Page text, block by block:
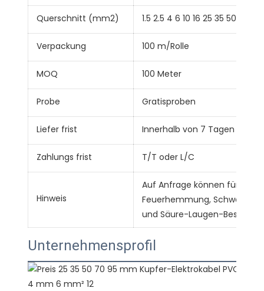
Querschnitt (mm2) 1.5 2.5 4 6 10 16 25 35 50
Verpackung 100 m/Rolle
MOQ 100 Meter
Probe Gratisproben
Liefer frist Innerhalb von 7 Tagen nach
Zahlungs frist T/T oder L/C
Hinweis
Auf Anfrage können für
Feuerhemmung,
und Säure-Laugen-
Unternehmensprofil